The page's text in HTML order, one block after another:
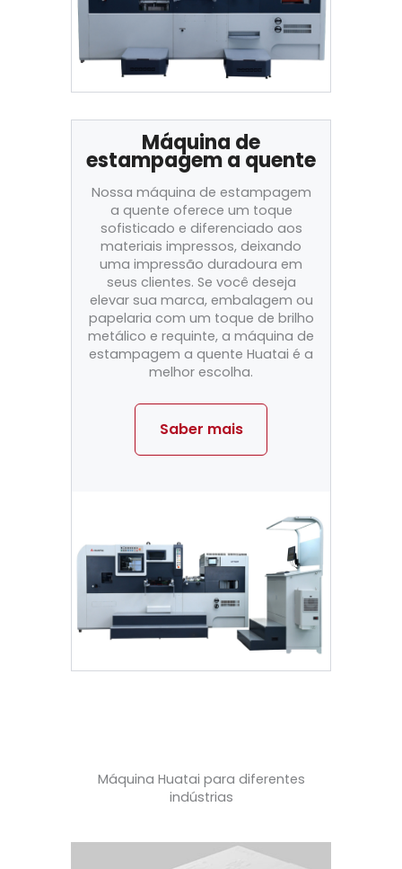
Máquina de
estampagem a quente
Nossa máquina de estampagem
a quente oferece um toque
sofisticado e diferenciado aos
materiais impressos, deixando
uma impressão duradoura em
seus clientes. Se você deseja
elevar sua marca, embalagem ou
papelaria com um toque de brilho
metálico e requinte, a máquina de
estampagem a quente Huatai é a
melhor escolha.
Saber mais
Máquina Huatai para diferentes
indústrias